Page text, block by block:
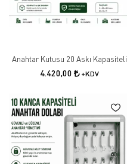
Anahtar Kutusu 20 Askı Kapasiteli
4.420,00 +KDV